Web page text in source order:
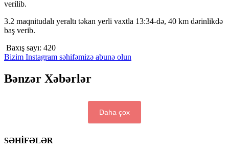
verilib.
3.2 maqnitudalı yeraltı təkan yerli vaxtla 13:34-də, 40 km dərinlikdə
baş verib.
Baxış sayı: 420
Bizim Instagram səhifəmizə abunə olun
Bənzər Xəbərlər
Daha çox
SƏHİFƏLƏR